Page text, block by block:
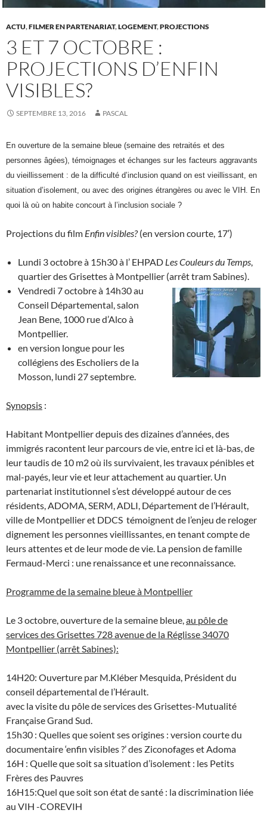
ACTU,FILMER EN PARTENARIAT,LOGEMENT,PROJECTIONS
3 ET 7 OCTOBRE :
PROJECTIONS D’ENFIN
VISIBLES?
SEPTEMBRE 13, 2016 PASCAL
En ouverture de la semaine bleue (semaine des retraités et des
personnes âgées), témoignages et échanges sur les facteurs aggravants
du vieillissement : de la difficulté d’inclusion quand on est vieillissant, en
situation d’isolement, ou avec des origines étrangères ou avec le VIH. En
quoi là où on habite concourt à l’inclusion sociale ?
Projections du film Enfin visibles?(en version courte, 17′)
Lundi 3 octobre à 15h30 à l’ EHPAD Les Couleurs du Temps,
quartier des Grisettes à Montpellier (arrêt tram Sabines).
Vendredi 7 octobre à 14h30 au
Conseil Départemental, salon
Jean Bene, 1000 rue d’Alco à
Montpellier.
en version longue pour les
collégiens des Escholiers de la
Mosson, lundi 27 septembre.
Synopsis :
Habitant Montpellier depuis des dizaines d’années, des
immigrés racontent leur parcours de vie, entre ici et là-bas, de
leur taudis de 10 m2 où ils survivaient, les travaux pénibles et
mal-payés, leur vie et leur attachement au quartier. Un
partenariat institutionnel s’est développé autour de ces
résidents, ADOMA, SERM, ADLI, Département de l’Hérault,
ville de Montpellier et DDCS témoignent de l’enjeu de reloger
dignement les personnes vieillissantes, en tenant compte de
leurs attentes et de leur mode de vie. La pension de famille
Fermaud-Merci : une renaissance et une reconnaissance.
Programme de la semaine bleue à Montpellier
Le 3 octobre, ouverture de la semaine bleue,au pôle de
services des Grisettes 728 avenue de la Réglisse 34070
Montpellier (arrêt Sabines):
14H20: Ouverture par M.Kléber Mesquida, Président du
conseil départemental de l’Hérault.
avec la visite du pôle de services des Grisettes-Mutualité
Française Grand Sud.
15h30 : Quelles que soient ses origines : version courte du
documentaire ‘enfin visibles ?’ des Ziconofages et Adoma
16H : Quelle que soit sa situation d’isolement : les Petits
Frères des Pauvres
16H15:Quel que soit son état de santé : la discrimination liée
au VIH -COREVIH